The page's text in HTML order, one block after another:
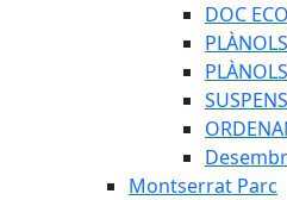
DOC
Montserrat Parc